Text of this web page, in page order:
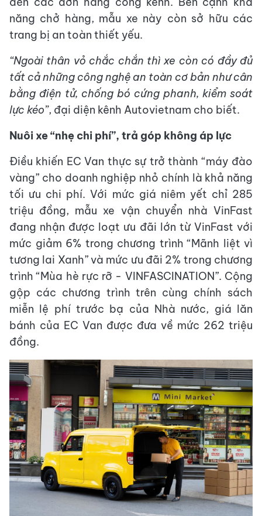
năng chở hàng, mẫu xe này còn sở hữu các
trang bị an toàn thiết yếu.
“Ngoài thân vỏ chắc chắn thì xe còn có đầy đủ
tất cả những công nghệ an toàn cơ bản như cân
bằng điện tử, chống bó cứng phanh, kiểm soát
lực kéo”, đại diện kênh Autovietnam cho biết.
Nuôi xe “nhẹ chi phí”, trả góp không áp lực
Điều khiến EC Van thực sự trở thành “máy đào
vàng” cho doanh nghiệp nhỏ chính là khả năng
tối ưu chi phí. Với mức giá niêm yết chỉ 285
triệu đồng, mẫu xe vận chuyển nhà VinFast
đang nhận được loạt ưu đãi lớn từ VinFast với
mức giảm 6% trong chương trình “Mãnh liệt vì
tương lai Xanh” và mức ưu đãi 2% trong chương
trình “Mùa hè rực rỡ - VINFASCINATION”. Cộng
gộp các chương trình trên cùng chính sách
miễn lệ phí trước bạ của Nhà nước, giá lăn
bánh của EC Van được đưa về mức 262 triệu
đồng.